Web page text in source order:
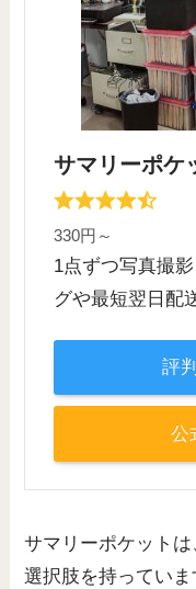
サマリーポケ
330円～
1点ずつ写真撮
グや最短翌日配
評
公
サマリーポケット
選択肢を持ってい